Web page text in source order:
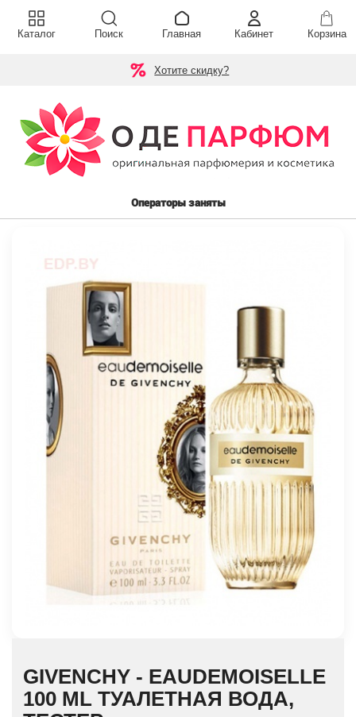
Хотите скидку?
Операторы заняты
GIVENCHY - EAUDEMOISELLE
100 ML ТУАЛЕТНАЯ ВОДА,
Каталог Поиск Главная Кабинет Корзина